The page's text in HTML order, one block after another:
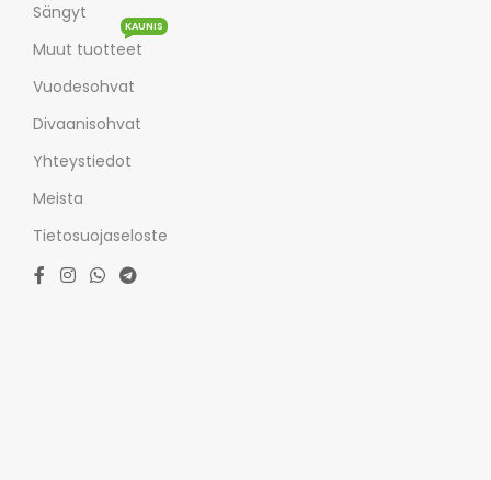
Sängyt
Muut tuotteet
KAUNIS
Vuodesohvat
Divaanisohvat
Yhteystiedot
Meista
Tietosuojaseloste